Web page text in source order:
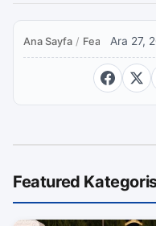
Ana Sayfa / FeaturedAra 27,
Featured